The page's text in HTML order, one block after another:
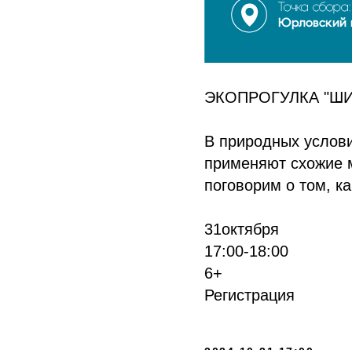
ЭКОПРОГУЛКА
В природных
применяют схожие
поговорим о том,
31октября
17:00-18:00
6+
Регистрация